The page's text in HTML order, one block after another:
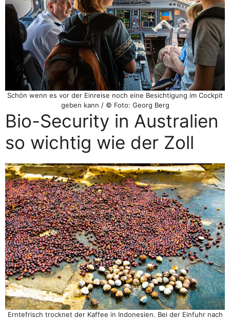
Schön wenn es vor der Einreise noch eine Besichtigung im Cockpit
geben kann / © Foto: Georg Berg
Bio-Security in Australien
so wichtig wie der Zoll
Erntefrisch trocknet der Kaffee in Indonesien. Bei der Einfuhr nach